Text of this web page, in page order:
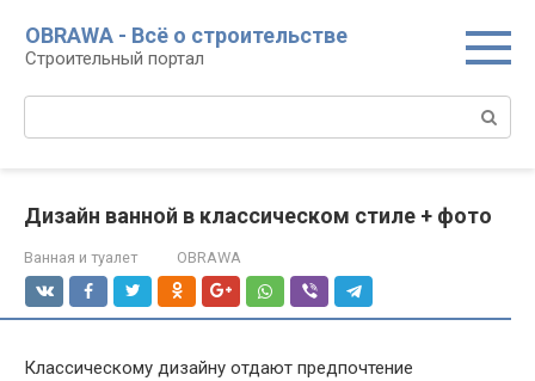
контенту
OBRAWA - Всё о строительстве
Строительный портал
Дизайн ванной в классическом стиле + фото
Ванная и туалет OBRAWA
Классическому дизайну отдают предпочтение